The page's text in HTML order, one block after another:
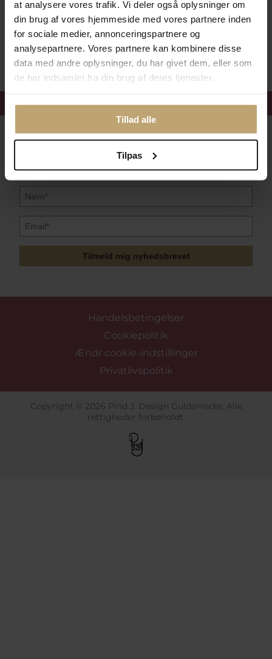
at analysere vores trafik. Vi deler også oplysninger om
din brug af vores hjemmeside med vores partnere inden
for sociale medier, annonceringspartnere og
analysepartnere. Vores partnere kan kombinere disse
data med andre oplysninger, du har givet dem, eller som
de har indsamlet fra din brug af deres tjenester.
Tillad alle
Tilpas
Sikker Og Tryg E-Handel
Få 15%velkomstrabat
Følg med i vores nyhedsbrev
Læs mere her
Tilmeld mig nyhedsbrevet
Handelsbetingelser
Cookiepolitik
Ændr cookie-indstillinger
Privatlivspolitik
Copyright © 2026 Pind J. Design Guldsmedie. Alle
rettigheder forbeholdt.